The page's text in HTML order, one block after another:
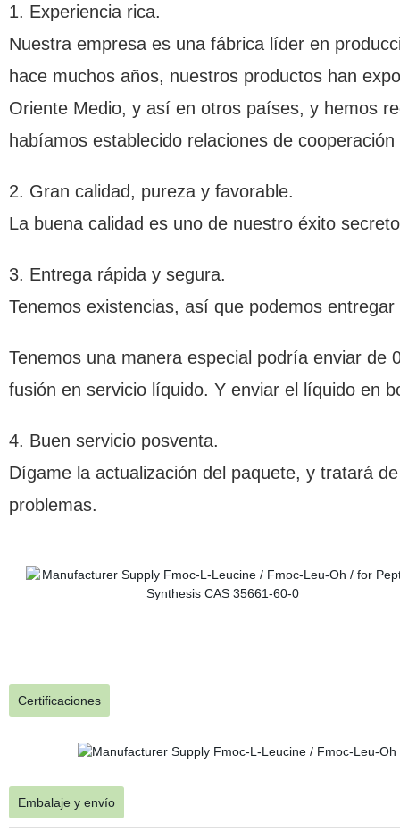
1. Experiencia rica.
Nuestra empresa es una fábrica líder en
hace muchos años, nuestros productos han
Oriente Medio, y así en otros países, y hemos
habíamos establecido relaciones de
2. Gran calidad, pureza y favorable.
La buena calidad es uno de nuestro éxito
3. Entrega rápida y segura.
Tenemos existencias, así que podemos
Tenemos una manera especial podría enviar
fusión en servicio líquido. Y enviar el líquido en
4. Buen servicio posventa.
Dígame la actualización del paquete, y tratará
problemas.
Certificaciones
Embalaje y envío